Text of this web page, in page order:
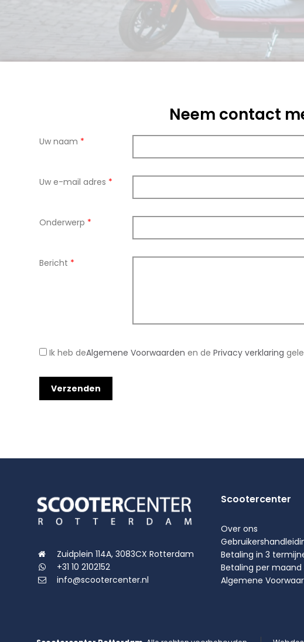
Neem contact
Uw naam *
Uw e-mail adres *
Onderwerp *
Bericht *
Ik heb deAlgemene Voorwaarden en de Privacy verklaring
Zuidplein 114A, 3083CX Rotterdam
+31 10 2102152
info@scootercenter.nl
Scootercenter
Over ons
Betaling in 3
Betaling per
Algemene